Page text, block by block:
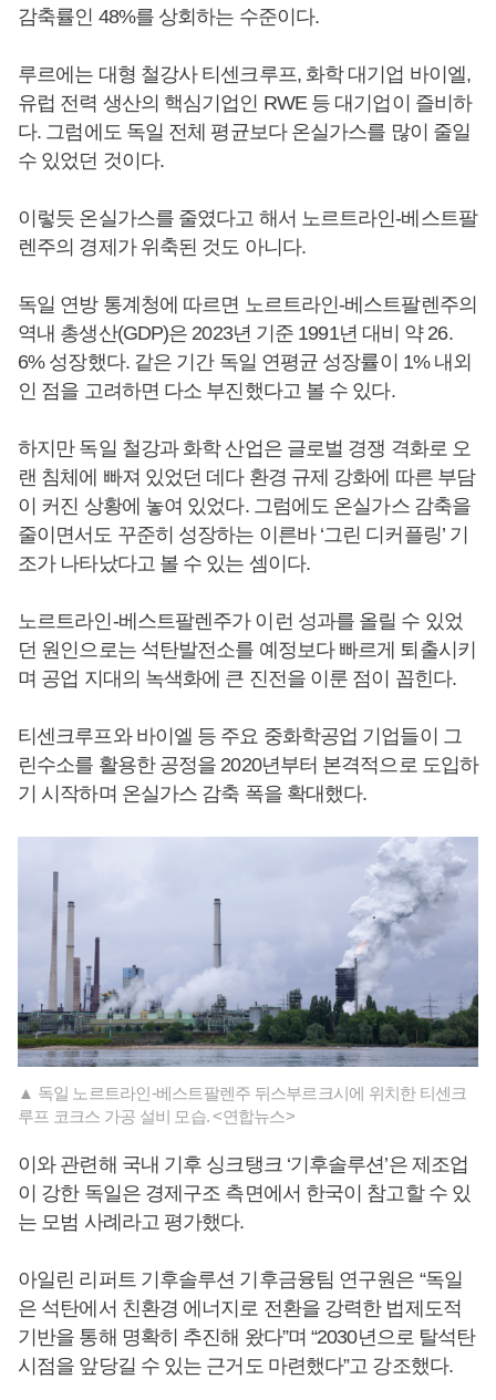
감축률인 48%를 상회하는 수준이다.
루르에는 대형 철강사 티센크루프, 화학 대기업 바이엘,
유럽 전력 생산의 핵심기업인 RWE 등 대기업이 즐비하
다. 그럼에도 독일 전체 평균보다 온실가스를 많이 줄일
수 있었던 것이다.
이렇듯 온실가스를 줄였다고 해서 노르트라인-베스트팔
렌주의 경제가 위축된 것도 아니다.
독일 연방 통계청에 따르면 노르트라인-베스트팔렌주의
역내 총생산(GDP)은 2023년 기준 1991년 대비 약 26.
6% 성장했다. 같은 기간 독일 연평균 성장률이 1% 내외
인 점을 고려하면 다소 부진했다고 볼 수 있다.
하지만 독일 철강과 화학 산업은 글로벌 경쟁 격화로 오
랜 침체에 빠져 있었던 데다 환경 규제 강화에 따른 부담
이 커진 상황에 놓여 있었다. 그럼에도 온실가스 감축을
줄이면서도 꾸준히 성장하는 이른바 ‘그린 디커플링’ 기
조가 나타났다고 볼 수 있는 셈이다.
노르트라인-베스트팔렌주가 이런 성과를 올릴 수 있었
던 원인으로는 석탄발전소를 예정보다 빠르게 퇴출시키
며 공업 지대의 녹색화에 큰 진전을 이룬 점이 꼽힌다.
티센크루프와 바이엘 등 주요 중화학공업 기업들이 그
린수소를 활용한 공정을 2020년부터 본격적으로 도입하
기 시작하며 온실가스 감축 폭을 확대했다.
▲ 독일 노르트라인-베스트팔렌주 뒤스부르크시에 위치한 티센크
루프 코크스 가공 설비 모습. <연합뉴스>
이와 관련해 국내 기후 싱크탱크 ‘기후솔루션’은 제조업
이 강한 독일은 경제구조 측면에서 한국이 참고할 수 있
는 모범 사례라고 평가했다.
아일린 리퍼트 기후솔루션 기후금융팀 연구원은 “독일
은 석탄에서 친환경 에너지로 전환을 강력한 법제도적
기반을 통해 명확히 추진해 왔다”며 “2030년으로 탈석탄
시점을 앞당길 수 있는 근거도 마련했다”고 강조했다.